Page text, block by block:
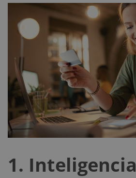
1. Inteligencia